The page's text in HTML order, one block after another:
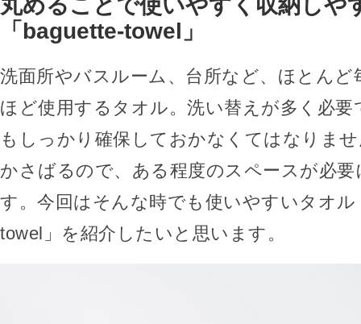
丸めることで使いやすく収納しや
「baguette-towel」
洗面所やバスルーム、台所など、ほとん
ほど使用するタオル。洗い替えが多く必要
もしっかり確保しておかなくてはなりま
かさばるので、ある程度のスペースが必
す。今回はそんな時でも使いやすいタオル
towel」を紹介したいと思います。